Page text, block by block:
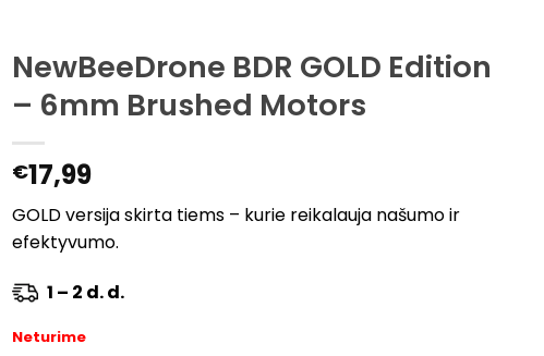
NewBeeDrone BDR GOLD Edition
– 6mm Brushed Motors
€17,99
GOLD versija skirta tiems – kurie reikalauja našumo ir
efektyvumo.
1 – 2 d. d.
Neturime